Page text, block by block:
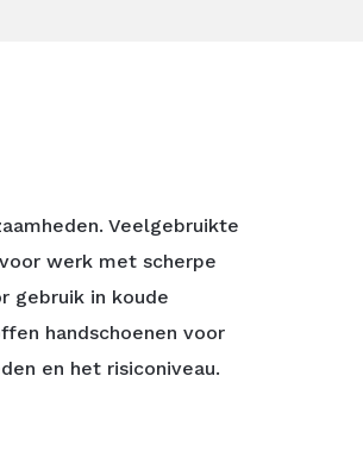
Veelgebruikte
werk met scherpe
gebruik in koude
handschoenen voor
en het risiconiveau.